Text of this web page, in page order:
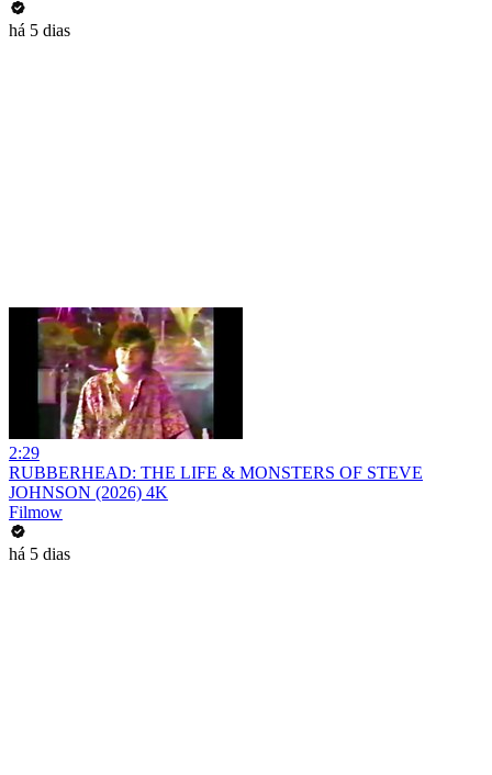
há 5 dias
2:29
RUBBERHEAD: THE LIFE & MONSTERS OF STEVE
JOHNSON (2026) 4K
Filmow
há 5 dias